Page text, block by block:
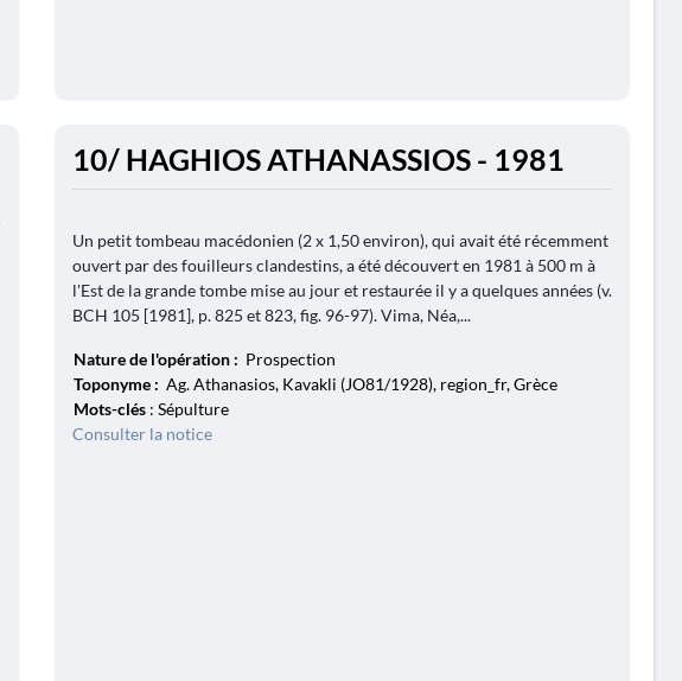
10/ HAGHIOS ATHANASSIOS - 1981
Un petit tombeau macédonien (2 x 1,50 environ), qui avait été récemment
ouvert par des fouilleurs clandestins, a été découvert en 1981 à 500 m à
l'Est de la grande tombe mise au jour et restaurée il y a quelques années (v.
BCH 105 [1981], p. 825 et 823, fig. 96-97). Vima, Néa,...
Nature de l'opération : Prospection
Toponyme : Ag. Athanasios, Kavakli (JO81/1928), region_fr, Grèce
Mots-clés : Sépulture
Consulter la notice